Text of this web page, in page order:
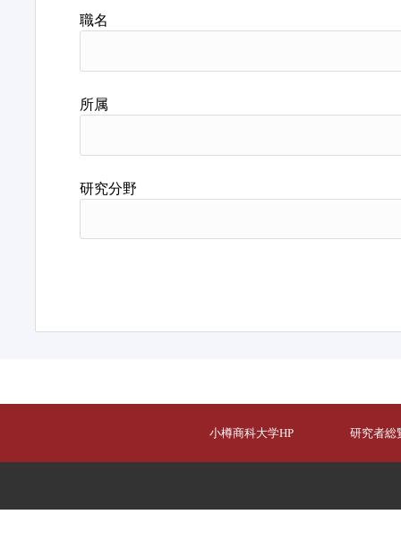
職名
所属
研究分野
小樽商科大学HP 研究者総